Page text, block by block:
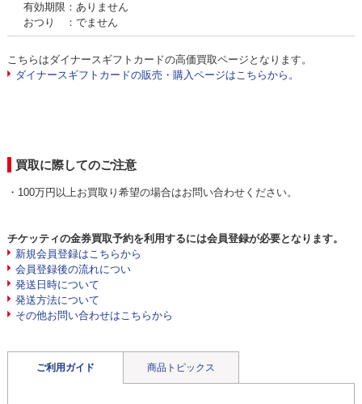
有効期限：ありません
おつり ：でません
こちらはダイナースギフトカードの高価買取ページとなります。
ダイナースギフトカードの販売・購入ページはこちらから。
買取に際してのご注意
・100万円以上お買取り希望の場合はお問い合わせください。
チケッティの金券買取予約を利用するには会員登録が必要となります。
新規会員登録はこちらから
会員登録後の流れについ
発送日時について
発送方法について
その他お問い合わせはこちらから
ご利用ガイド 商品トピックス